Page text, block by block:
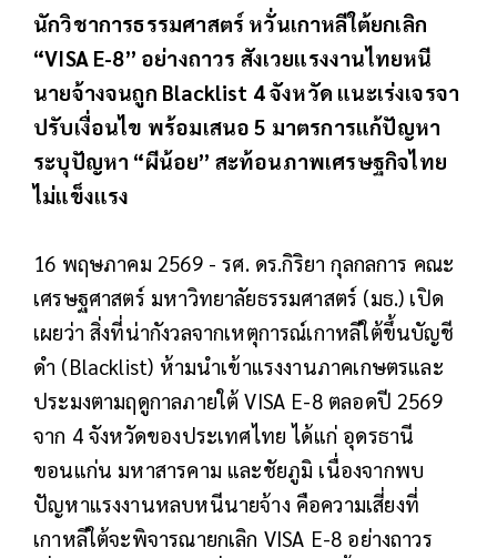
นักวิชาการธรรมศาสตร์ หวั่นเกาหลีใต้ยกเลิก
“VISA E-8” อย่างถาวร สังเวยแรงงานไทยหนี
นายจ้างจนถูก Blacklist 4 จังหวัด แนะเร่งเจรจา
ปรับเงื่อนไข พร้อมเสนอ 5 มาตรการแก้ปัญหา
ระบุปัญหา “ผีน้อย” สะท้อนภาพเศรษฐกิจไทย
ไม่แข็งแรง
16 พฤษภาคม 2569 - รศ. ดร.กิริยา กุลกลการ คณะ
เศรษฐศาสตร์ มหาวิทยาลัยธรรมศาสตร์ (มธ.) เปิด
เผยว่า สิ่งที่น่ากังวลจากเหตุการณ์เกาหลีใต้ขึ้นบัญชี
ดำ (Blacklist) ห้ามนำเข้าแรงงานภาคเกษตรและ
ประมงตามฤดูกาลภายใต้ VISA E-8 ตลอดปี 2569
จาก 4 จังหวัดของประเทศไทย ได้แก่ อุดรธานี
ขอนแก่น มหาสารคาม และชัยภูมิ เนื่องจากพบ
ปัญหาแรงงานหลบหนีนายจ้าง คือความเสี่ยงที่
เกาหลีใต้จะพิจารณายกเลิก VISA E-8 อย่างถาวร